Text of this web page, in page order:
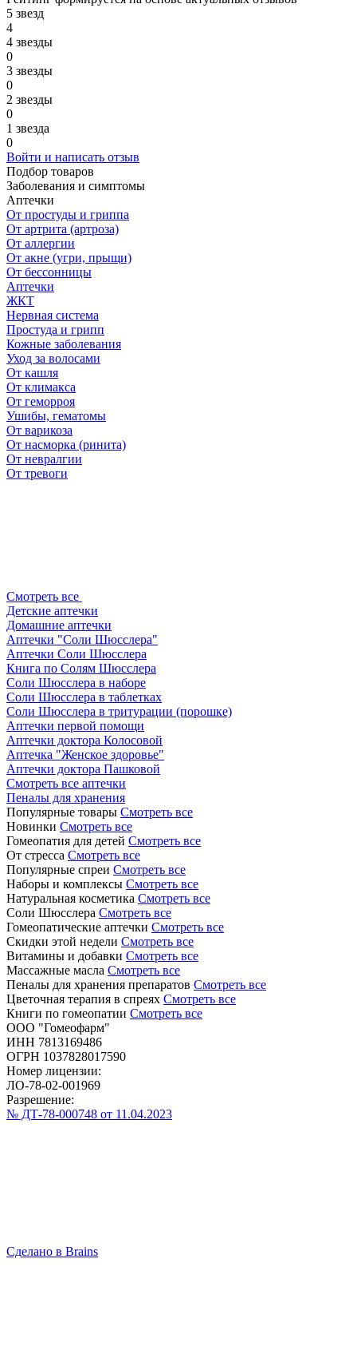
5 звезд
4
4 звезды
0
3 звезды
0
2 звезды
0
1 звезда
0
Войти и написать отзыв
Подбор товаров
Заболевания и симптомы
Аптечки
От простуды и гриппа
От артрита (артроза)
От аллергии
От акне (угри, прыщи)
От бессонницы
Аптечки
ЖКТ
Нервная система
Простуда и грипп
Кожные заболевания
Уход за волосами
От кашля
От климакса
От геморроя
Ушибы, гематомы
От варикоза
От насморка (ринита)
От невралгии
От тревоги
Смотреть все
Детские аптечки
Домашние аптечки
Аптечки "Соли Шюсслера"
Аптечки Соли Шюсслера
Книга по Солям Шюсслера
Соли Шюсслера в наборе
Соли Шюсслера в таблетках
Соли Шюсслера в тритурации (порошке)
Аптечки первой помощи
Аптечки доктора Колосовой
Аптечка "Женское здоровье"
Аптечки доктора Пашковой
Смотреть все аптечки
Пеналы для хранения
Популярные товары Смотреть все
Новинки Смотреть все
Гомеопатия для детей Смотреть все
От стресса Смотреть все
Популярные спреи Смотреть все
Наборы и комплексы Смотреть все
Натуральная косметика Смотреть все
Соли Шюсслера Смотреть все
Гомеопатические аптечки Смотреть все
Скидки этой недели Смотреть все
Витамины и добавки Смотреть все
Массажные масла Смотреть все
Пеналы для хранения препаратов Смотреть все
Цветочная терапия в спреях Смотреть все
Книги по гомеопатии Смотреть все
ООО "Гомеофарм"
ИНН 7813169486
ОГРН 1037828017590
Номер лицензии:
ЛО-78-02-001969
Разрешение:
№ ДТ-78-000748 от 11.04.2023
Сделано в Brains